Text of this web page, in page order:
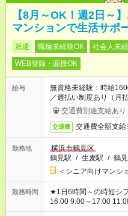
【8月～OK！週2日～
マンションで生活サポ
派遣 職種未経験OK 社会人未
WEB登録・面接OK
給与
無資格未経験：時給
／週払い制度あり（月
了次第のお支払いとな
交通費別途支給あり
交通費 交通費全額支
勤務地
横浜市鶴見区
鶴見駅 / 生麦駅 / 鶴
＜シニア向けマンシ
勤務時間
★1日6時間～の時短シフトOK ★スタート時間選べ
16:00 9:00～17:00 11:00～
場合、他のお仕事と合